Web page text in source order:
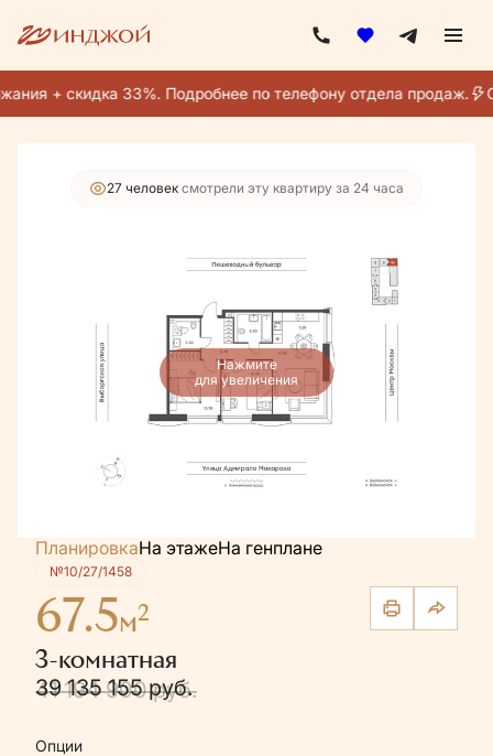
+ скидка 33%. Подробнее по телефону отдела продаж.
3-комнатная67.5 м
39 135 155 руб.
Ипотекаот 243 520 руб./мес.
27 человек смотрели эту квартиру за 24 часа
Нажмите
для увеличения
ПланировкаНа этажеНа генплане
№10/27/1458
67.5м2
3-комнатная
41 194 900 руб.
39 135 155 руб.
Опции